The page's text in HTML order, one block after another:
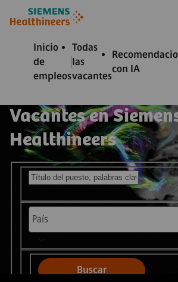
de página
Inicio
de
empleos
Todas
las
vacantes
con IA
Vacantes en
Healthineers
Buscar posiciones abiertas
Buscar